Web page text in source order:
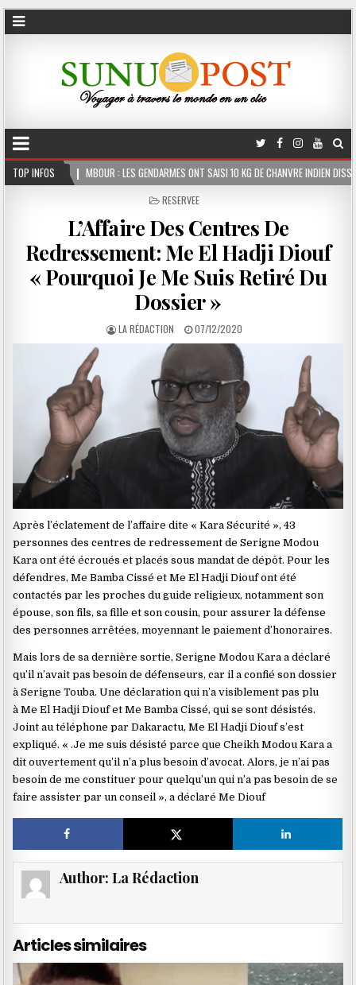
TOP INFOS
: LES GENDARMES ONT SAISI 10 KG DE CHANVRE INDIEN DISSIMULÉS DANS LE COFFRE
POSTED
RESERVEE
L’Affaire Des Centres De
Redressement: Me El Hadji Diouf
« Pourquoi Je Me Suis Retiré Du
Dossier »
LA RÉDACTION 07/12/2020
Après l’éclatement de l’affaire dite « Kara Sécurité », 43
personnes des centres de redressement de Serigne Modou
Kara ont été écroués et placés sous mandat de dépôt. Pour les
défendres, Me Bamba Cissé et Me El Hadji Diouf ont été
contactés par les proches du guide religieux, notamment son
épouse, son fils, sa fille et son cousin, pour assurer la défense
des personnes arrêtées, moyennant le paiement d’honoraires.
Mais lors de sa dernière sortie, Serigne Modou Kara a déclaré
qu’il n’avait pas besoin de défenseurs, car il a confié son dossier
à Serigne Touba. Une déclaration qui n’a visiblement pas plu
à Me El Hadji Diouf et Me Bamba Cissé, qui se sont désistés.
Joint au téléphone par Dakaractu, Me El Hadji Diouf s’est
expliqué. « .Je me suis désisté parce que Cheikh Modou Kara a
dit ouvertement qu’il n’a plus besoin d’avocat. Alors, je n’ai pas
besoin de me constituer pour quelqu’un qui n’a pas besoin de se
faire assister par un conseil », a déclaré Me Diouf
Author: La Rédaction
Articles similaires